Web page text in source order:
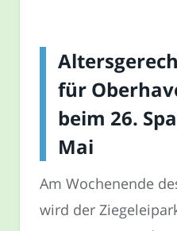
für
beim 26.
Mai
Am Wochenende
wird der